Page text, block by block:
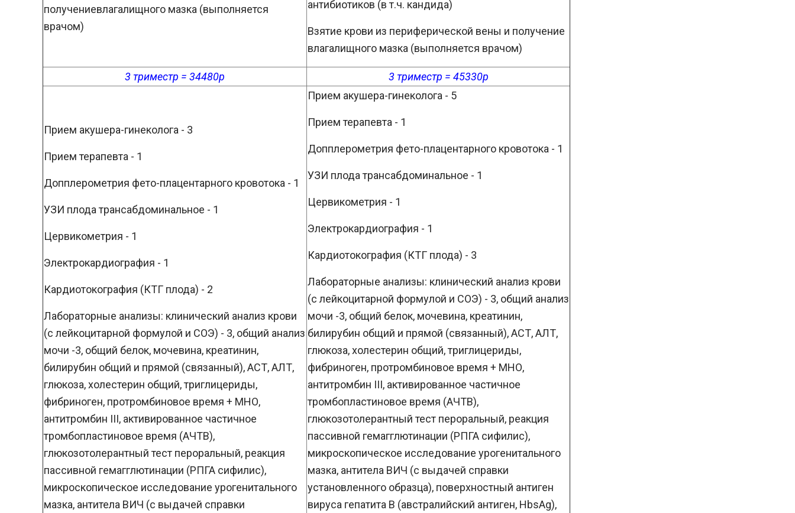
получениевлагалищного мазка (выполняется
врачом)
антибиотиков (в т.ч. кандида)
Взятие крови из периферической вены и получение
влагалищного мазка (выполняется врачом)
3 триместр = 34480р 3 триместр = 45330р
Прием акушера-гинеколога - 3
Прием терапевта - 1
Допплерометрия фето-плацентарного кровотока - 1
УЗИ плода трансабдоминальное - 1
Цервикометрия - 1
Электрокардиография - 1
Кардиотокография (КТГ плода) - 2
Лабораторные анализы: клинический анализ крови
(с лейкоцитарной формулой и СОЭ) - 3, общий анализ
мочи -3, общий белок, мочевина, креатинин,
билирубин общий и прямой (связанный), АСТ, АЛТ,
глюкоза, холестерин общий, триглицериды,
фибриноген, протромбиновое время + МНО,
антитромбин III, активированное частичное
тромбопластиновое время (АЧТВ),
глюкозотолерантный тест пероральный, реакция
пассивной гемагглютинации (РПГА сифилис),
микроскопическое исследование урогенитального
мазка, антитела ВИЧ (с выдачей справки
Прием акушера-гинеколога - 5
Прием терапевта - 1
Допплерометрия фето-плацентарного кровотока - 1
УЗИ плода трансабдоминальное - 1
Цервикометрия - 1
Электрокардиография - 1
Кардиотокография (КТГ плода) - 3
Лабораторные анализы: клинический анализ крови
(с лейкоцитарной формулой и СОЭ) - 3, общий анализ
мочи -3, общий белок, мочевина, креатинин,
билирубин общий и прямой (связанный), АСТ, АЛТ,
глюкоза, холестерин общий, триглицериды,
фибриноген, протромбиновое время + МНО,
антитромбин III, активированное частичное
тромбопластиновое время (АЧТВ),
глюкозотолерантный тест пероральный, реакция
пассивной гемагглютинации (РПГА сифилис),
микроскопическое исследование урогенитального
мазка, антитела ВИЧ (с выдачей справки
установленного образца), поверхностный антиген
вируса гепатита В (австралийский антиген, HbsAg),